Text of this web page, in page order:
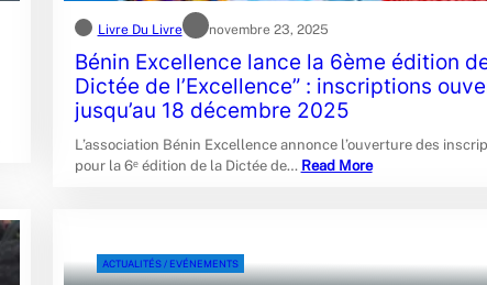
Livre Du Livre novembre 23, 2025
Bénin Excellence lance la 6ème édition
Dictée de l’Excellence” : inscriptions
jusqu’au 18 décembre 2025
L’association Bénin Excellence annonce l’ouverture des
pour la 6ᵉ édition de la Dictée de… Read More
ACTUALITÉS / EVÉNEMENTS